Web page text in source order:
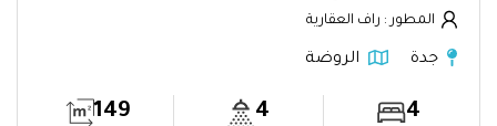
المطور : راف العقارية
جدة الروضة
4
4
149